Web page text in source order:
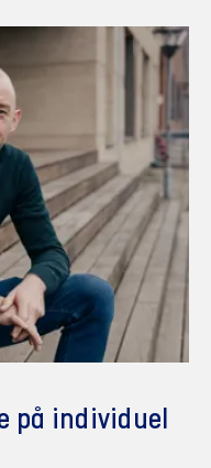
på individuel